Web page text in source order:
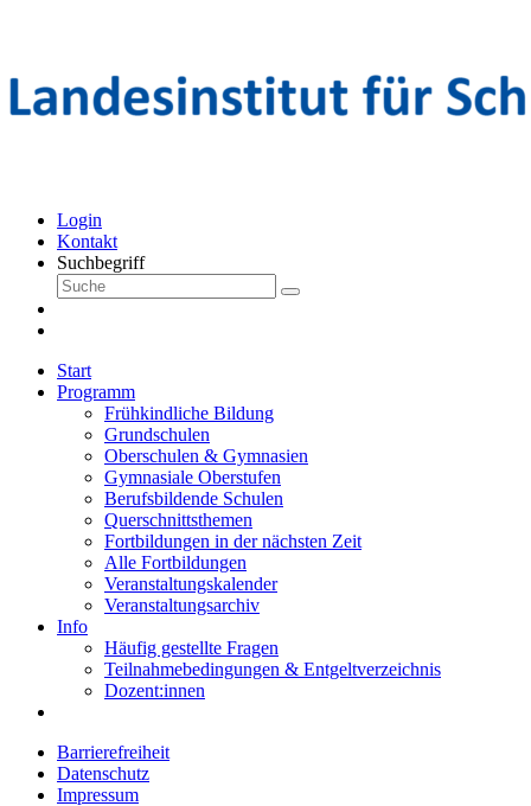
Login
Kontakt
Suchbegriff
Start
Programm
Frühkindliche Bildung
Grundschulen
Oberschulen & Gymnasien
Gymnasiale Oberstufen
Berufsbildende Schulen
Querschnittsthemen
Fortbildungen in der nächsten Zeit
Alle Fortbildungen
Veranstaltungskalender
Veranstaltungsarchiv
Info
Häufig gestellte Fragen
Teilnahmebedingungen & Entgeltverzeichnis
Dozent:innen
Barrierefreiheit
Datenschutz
Impressum